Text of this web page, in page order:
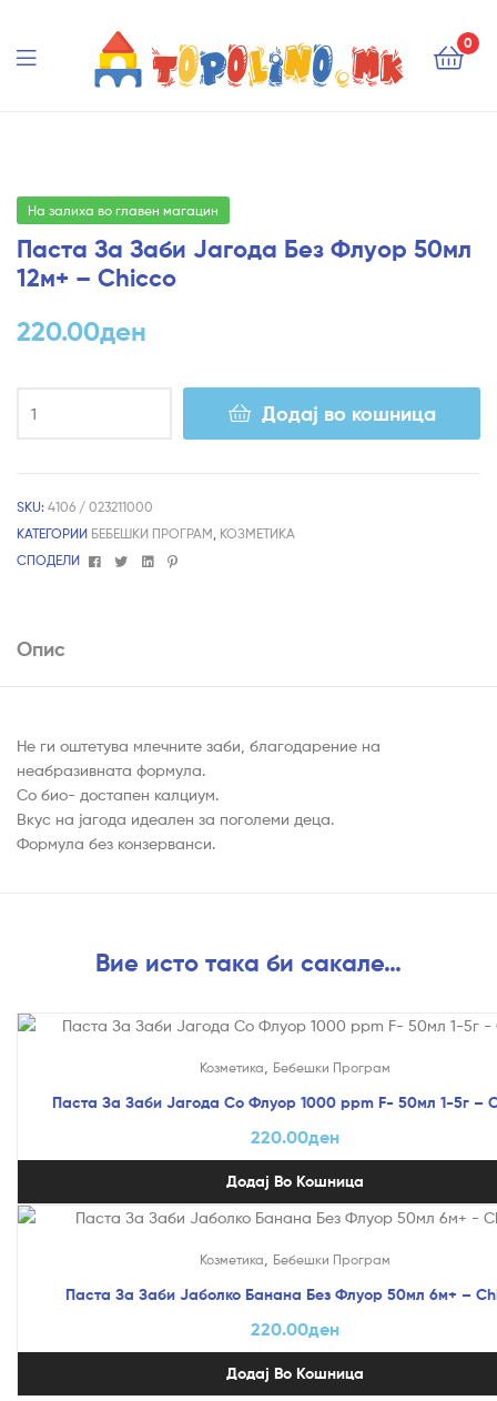
0
На залиха во главен магацин
Паста За Заби Јагода Без Флуор 50мл
12м+ – Chicco
220.00ден
Додај во кошница
SKU: 4106 / 023211000
КАТЕГОРИИ БЕБЕШКИ ПРОГРАМ, КОЗМЕТИКА
СПОДЕЛИ
FacebookTwitterLinkedin
Pinterest
Опис
Не ги оштетува млечните заби, благодарение на
неабразивната формула.
Со био- достапен калциум.
Вкус на јагода идеален за поголеми деца.
Формула без конзерванси.
Вие исто така би сакале…
Козметика Бебешки Програм
Паста За Заби Јагода Со Флуор 1000 ppm F- 50мл 1-5г –
220.00ден
Додај Во Кошница
Козметика Бебешки Програм
Паста За Заби Јаболко Банана Без Флуор 50мл 6м+ –
220.00ден
Додај Во Кошница